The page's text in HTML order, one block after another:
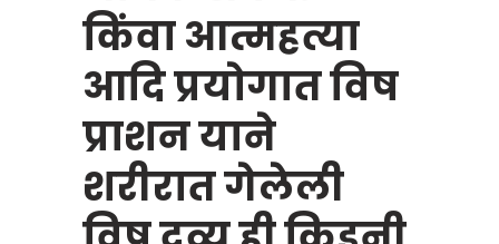
किंवा आत्महत्या
आदि प्रयोगात विष
प्राशन याने
शरीरात गेलेली